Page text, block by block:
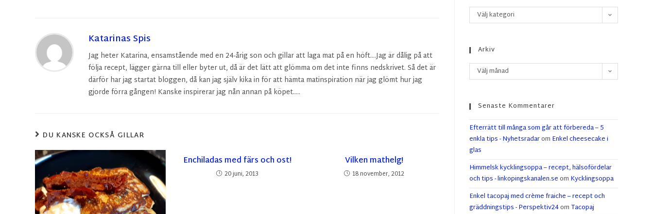
Katarinas Spis
Jag heter Katarina, ensamstående med en 24-årig son och gillar att laga mat på en höft....Jag är dålig på att
följa recept, lägger gärna till eller byter ut, då är det lätt att glömma om det inte finns nedskrivet. Så det är
därför har jag startat bloggen, då kan jag själv kika in för att hämta matinspiration när jag glömt hur jag
gjorde förra gången! Kanske inspirerar jag nån annan på köpet.....
DU KANSKE OCKSÅ GILLAR
Enchiladas med färs och ost!
20 juni, 2013
Vilken mathelg!
18 november, 2012
Välj kategori
Arkiv
Välj månad
Senaste Kommentarer
Efterrätt till många som går att förbereda – 5
enkla tips - Nyhetsradarom Enkel cheesecake i
glas
Himmelsk kycklingsoppa – recept, hälsofördelar
och tips - linkopingskanalen.seom Kycklingsoppa
Enkel tacopaj med crème fraiche – recept och
gräddningstips - Perspektiv24omTacopaj